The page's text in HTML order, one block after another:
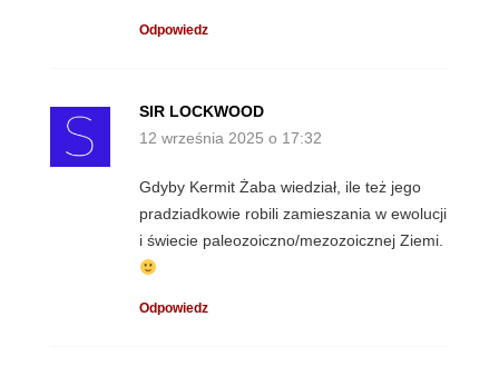
Odpowiedz
SIR LOCKWOOD
12 września 2025 o 17:32
Gdyby Kermit Żaba wiedział, ile też jego
pradziadkowie robili zamieszania w ewolucji
i świecie paleozoiczno/mezozoicznej Ziemi.
Odpowiedz